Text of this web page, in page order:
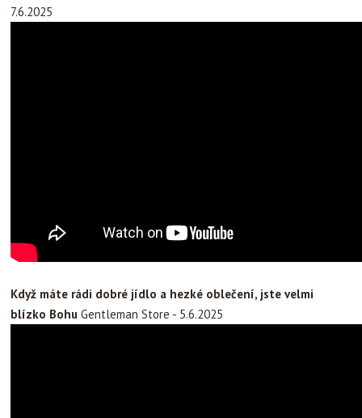
7.6.2025
Když máte rádi dobré jídlo a hezké oblečení, jste velmi
blízko Bohu Gentleman Store - 5.6.2025